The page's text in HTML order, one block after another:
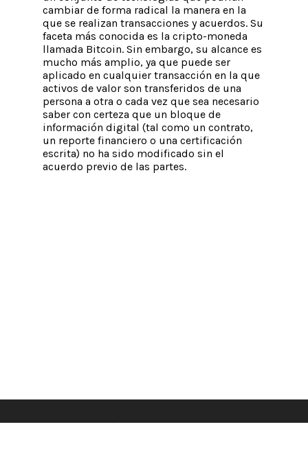
cambiar de forma radical la manera en la
que se realizan transacciones y acuerdos. Su
faceta más conocida es la cripto-moneda
llamada Bitcoin. Sin embargo, su alcance es
mucho más amplio, ya que puede ser
aplicado en cualquier transacción en la que
activos de valor son transferidos de una
persona a otra o cada vez que sea necesario
saber con certeza que un bloque de
información digital (tal como un contrato,
un reporte financiero o una certificación
escrita) no ha sido modificado sin el
acuerdo previo de las partes.